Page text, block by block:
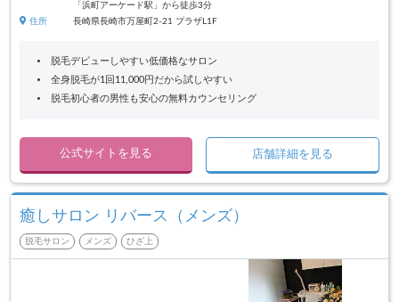
「浜町アーケード駅」から徒歩3分
住所
長崎県長崎市万屋町2-21 プラザL1F
脱毛デビューしやすい低価格なサロン
全身脱毛が1回11,000円だから試しやすい
脱毛初心者の男性も安心の無料カウンセリング
公式サイトを見る 店舗詳細を見る
癒しサロン リバース（メンズ）
脱毛サロン メンズ ひざ上